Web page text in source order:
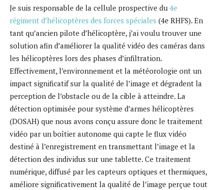
Je suis responsable de la cellule prospective du 4e
régiment d’hélicoptères des forces spéciales (4e RHFS). En
tant qu’ancien pilote d’hélicoptère, j’ai voulu trouver une
solution afin d’améliorer la qualité vidéo des caméras dans
les hélicoptères lors des phases d’infiltration.
Effectivement, l’environnement et la météorologie ont un
impact significatif sur la qualité de l’image et dégradent la
perception de l’obstacle ou de la cible à atteindre. La
détection optimisée pour système d’armes hélicoptères
(DOSAH) que nous avons conçu assure donc le traitement
vidéo par un boîtier autonome qui capte le flux vidéo
destiné à l’enregistrement en transmettant l’image et la
détection des individus sur une tablette. Ce traitement
numérique, diffusé par les capteurs optiques et thermiques,
améliore significativement la qualité de l’image perçue tout